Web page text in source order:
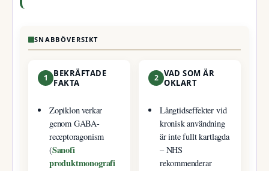
SNABBÖVERSIKT
1
BEKRÄFTADE
FAKTA
Zopiklon verkar
genom GABA-
receptoragonism
(Sanofi
produktmonografi
2 VAD SOM ÄR
OKLART
Långtidseffekter vid
kronisk användning
är inte fullt kartlagda
– NHS
rekommenderar